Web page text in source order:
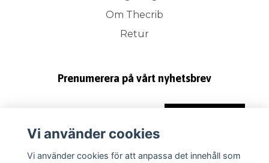
Om Thecrib
Retur
Prenumerera på vårt nyhetsbrev
Vi använder cookies
Vi använder cookies för att anpassa det innehåll som